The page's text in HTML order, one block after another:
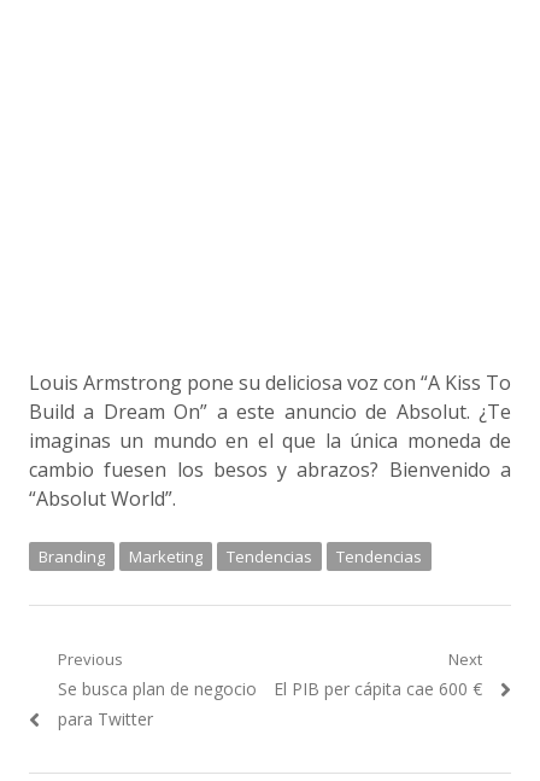
Louis Armstrong pone su deliciosa voz con “A Kiss To
Build a Dream On” a este anuncio de Absolut. ¿Te
imaginas un mundo en el que la única moneda de
cambio fuesen los besos y abrazos? Bienvenido a
“Absolut World”.
Branding Marketing Tendencias Tendencias
Navegación
de
Previous
Previous
post:
Se busca plan de negocio
para Twitter
Next
Next
El PIB per cápita cae 600 €